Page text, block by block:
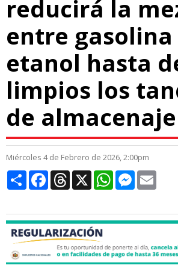
reducirá la
entre gasolina
etanol hasta
limpios los
de almacenaje
Miércoles 4 de Febrero de 2026, 2:00pm
CompartirFacebookThreads
X WhatsAppMessenger